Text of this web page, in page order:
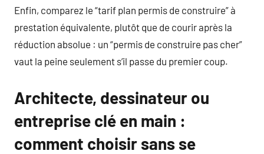
Enfin, comparez le “tarif plan permis de construire” à
prestation équivalente, plutôt que de courir après la
réduction absolue : un “permis de construire pas cher”
vaut la peine seulement s’il passe du premier coup.
Architecte, dessinateur ou
entreprise clé en main :
comment choisir sans se